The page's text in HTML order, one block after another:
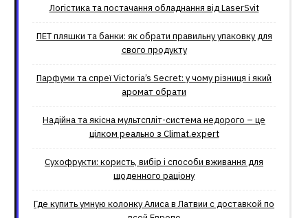
Логістика та постачання обладнання від LaserSvit
ПЕТ пляшки та банки: як обрати правильну упаковку для
свого продукту
Парфуми та спреї Victoria’s Secret: у чому різниця і який
аромат обрати
Надійна та якісна мультспліт-система недорого – це
цілком реально з Climat.еxpert
Сухофрукти: користь, вибір і способи вживання для
щоденного раціону
Где купить умную колонку Алиса в Латвии с доставкой по